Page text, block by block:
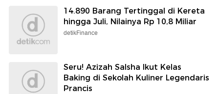
14.890 Barang Tertinggal di Kereta
hingga Juli, Nilainya Rp 10,8 Miliar
detikFinance
Seru! Azizah Salsha Ikut Kelas
Baking di Sekolah Kuliner Legendaris
Prancis